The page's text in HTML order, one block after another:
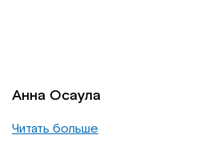
Анна Осаула
Читать больше